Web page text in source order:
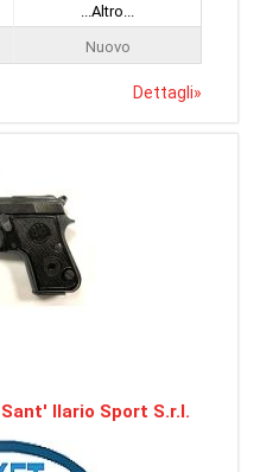
...Altro...
Nuovo
Dettagli»
Ilario Sport S.r.l.